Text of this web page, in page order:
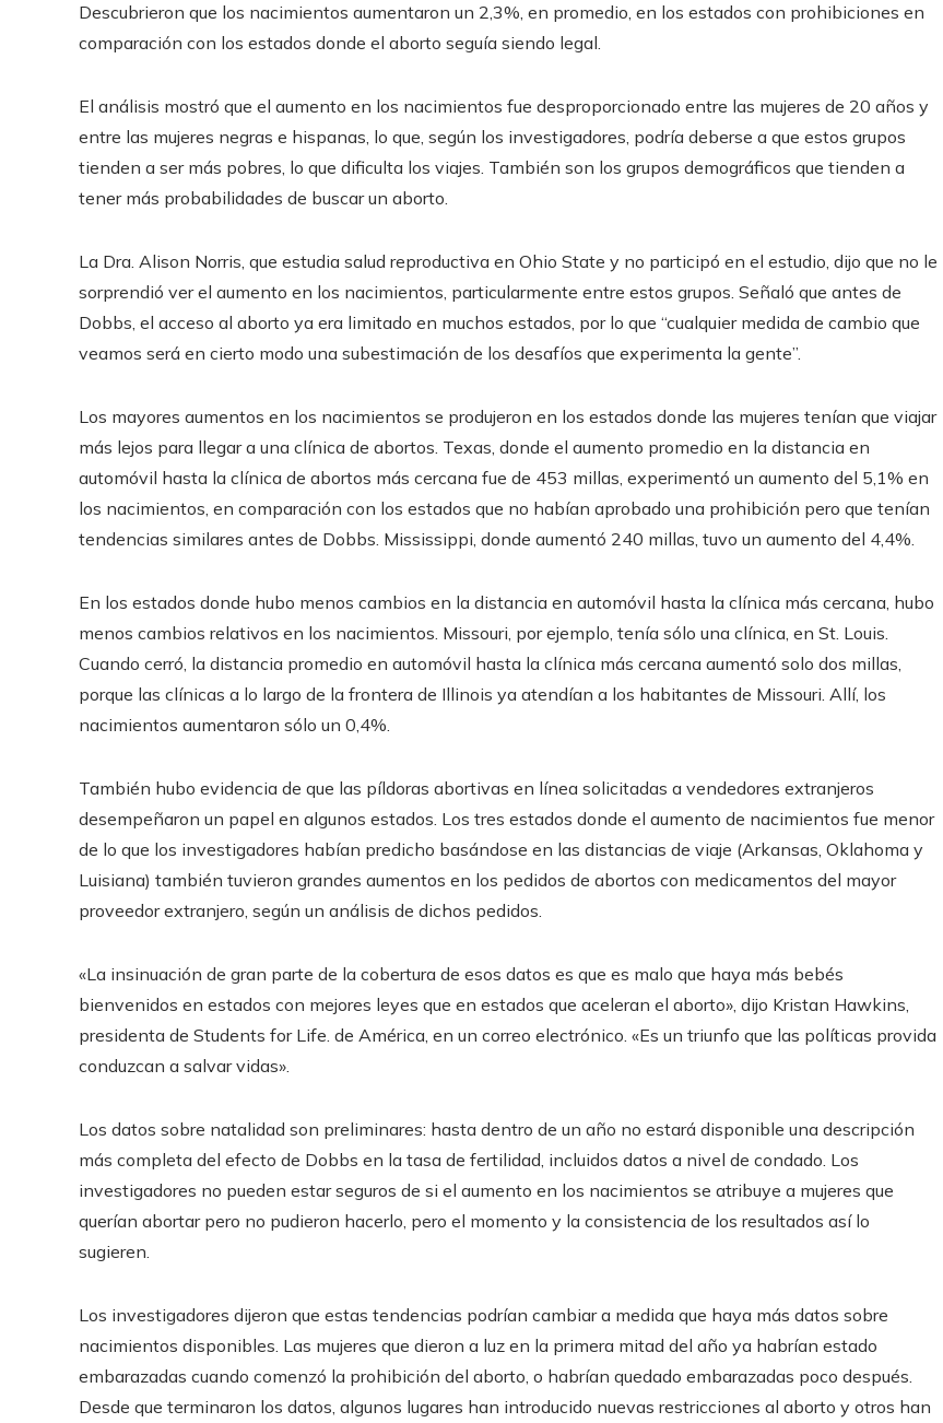
Descubrieron que los nacimientos aumentaron un 2,3%, en promedio, en los estados con prohibiciones en
comparación con los estados donde el aborto seguía siendo legal.
El análisis mostró que el aumento en los nacimientos fue desproporcionado entre las mujeres de 20 años y
entre las mujeres negras e hispanas, lo que, según los investigadores, podría deberse a que estos grupos
tienden a ser más pobres, lo que dificulta los viajes. También son los grupos demográficos que tienden a
tener más probabilidades de buscar un aborto.
La Dra. Alison Norris, que estudia salud reproductiva en Ohio State y no participó en el estudio, dijo que no le
sorprendió ver el aumento en los nacimientos, particularmente entre estos grupos. Señaló que antes de
Dobbs, el acceso al aborto ya era limitado en muchos estados, por lo que “cualquier medida de cambio que
veamos será en cierto modo una subestimación de los desafíos que experimenta la gente”.
Los mayores aumentos en los nacimientos se produjeron en los estados donde las mujeres tenían que viajar
más lejos para llegar a una clínica de abortos. Texas, donde el aumento promedio en la distancia en
automóvil hasta la clínica de abortos más cercana fue de 453 millas, experimentó un aumento del 5,1% en
los nacimientos, en comparación con los estados que no habían aprobado una prohibición pero que tenían
tendencias similares antes de Dobbs. Mississippi, donde aumentó 240 millas, tuvo un aumento del 4,4%.
En los estados donde hubo menos cambios en la distancia en automóvil hasta la clínica más cercana, hubo
menos cambios relativos en los nacimientos. Missouri, por ejemplo, tenía sólo una clínica, en St. Louis.
Cuando cerró, la distancia promedio en automóvil hasta la clínica más cercana aumentó solo dos millas,
porque las clínicas a lo largo de la frontera de Illinois ya atendían a los habitantes de Missouri. Allí, los
nacimientos aumentaron sólo un 0,4%.
También hubo evidencia de que las píldoras abortivas en línea solicitadas a vendedores extranjeros
desempeñaron un papel en algunos estados. Los tres estados donde el aumento de nacimientos fue menor
de lo que los investigadores habían predicho basándose en las distancias de viaje (Arkansas, Oklahoma y
Luisiana) también tuvieron grandes aumentos en los pedidos de abortos con medicamentos del mayor
proveedor extranjero, según un análisis de dichos pedidos.
«La insinuación de gran parte de la cobertura de esos datos es que es malo que haya más bebés
bienvenidos en estados con mejores leyes que en estados que aceleran el aborto», dijo Kristan Hawkins,
presidenta de Students for Life. de América, en un correo electrónico. «Es un triunfo que las políticas provida
conduzcan a salvar vidas».
Los datos sobre natalidad son preliminares: hasta dentro de un año no estará disponible una descripción
más completa del efecto de Dobbs en la tasa de fertilidad, incluidos datos a nivel de condado. Los
investigadores no pueden estar seguros de si el aumento en los nacimientos se atribuye a mujeres que
querían abortar pero no pudieron hacerlo, pero el momento y la consistencia de los resultados así lo
sugieren.
Los investigadores dijeron que estas tendencias podrían cambiar a medida que haya más datos sobre
nacimientos disponibles. Las mujeres que dieron a luz en la primera mitad del año ya habrían estado
embarazadas cuando comenzó la prohibición del aborto, o habrían quedado embarazadas poco después.
Desde que terminaron los datos, algunos lugares han introducido nuevas restricciones al aborto y otros han